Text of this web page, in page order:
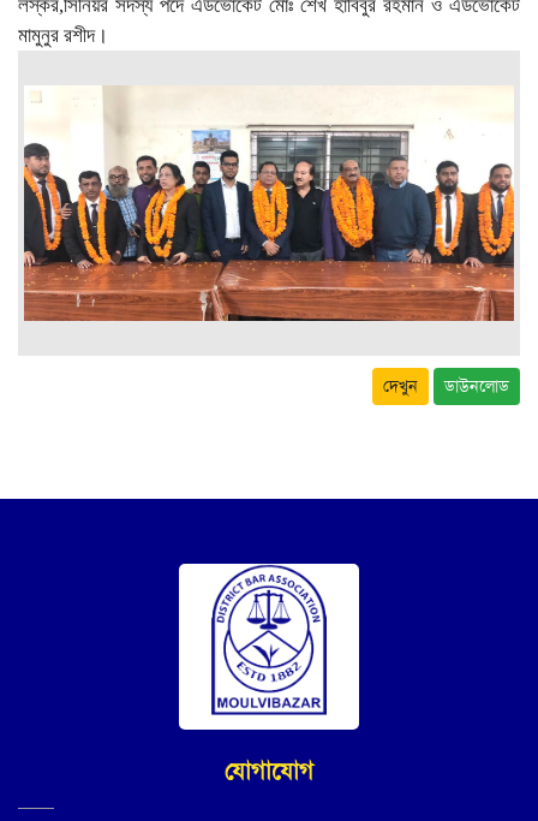
লস্কর,সিনিয়র সদস্য পদে এডভোকেট মোঃ শেখ হাবিবুর রহমান ও এডভোকেট
মামুনুর রশীদ।
দেখুন ডাউনলোড
যোগাযোগ